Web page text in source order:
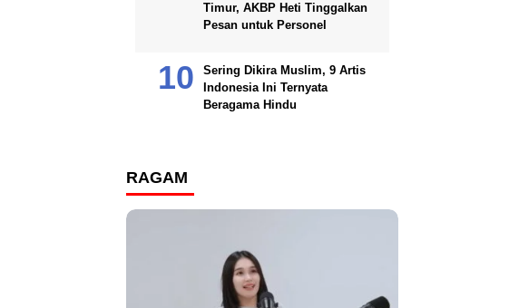
Timur, AKBP Heti Tinggalkan
Pesan untuk Personel
Sering Dikira Muslim, 9 Artis
Indonesia Ini Ternyata
Beragama Hindu
RAGAM